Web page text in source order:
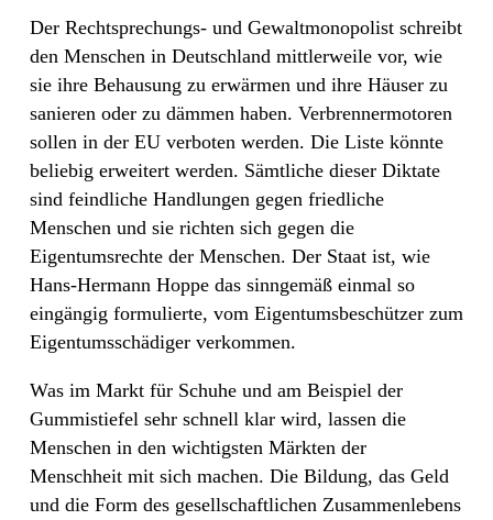
Der Rechtsprechungs- und Gewaltmonopolist schreibt
den Menschen in Deutschland mittlerweile vor, wie
sie ihre Behausung zu erwärmen und ihre Häuser zu
sanieren oder zu dämmen haben. Verbrennermotoren
sollen in der EU verboten werden. Die Liste könnte
beliebig erweitert werden. Sämtliche dieser Diktate
sind feindliche Handlungen gegen friedliche
Menschen und sie richten sich gegen die
Eigentumsrechte der Menschen. Der Staat ist, wie
Hans-Hermann Hoppe das sinngemäß einmal so
eingängig formulierte, vom Eigentumsbeschützer zum
Eigentumsschädiger verkommen.
Was im Markt für Schuhe und am Beispiel der
Gummistiefel sehr schnell klar wird, lassen die
Menschen in den wichtigsten Märkten der
Menschheit mit sich machen. Die Bildung, das Geld
und die Form des gesellschaftlichen Zusammenlebens